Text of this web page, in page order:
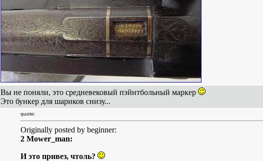
Вы не поняли, это средневековый пэйнтбольный маркер
Это бункер для шариков снизу...
quote:
Originally posted by beginner:
2 Mower_man:
И это привез, чтоль?